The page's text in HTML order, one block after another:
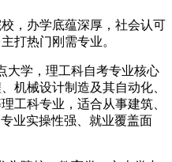
，办学底蕴深厚，社会认可
打热门刚需专业。
大学，理工科自考专业核心
机械设计制造及其自动化、
工科专业，适合从事建筑、
业实操性强、就业覆盖面